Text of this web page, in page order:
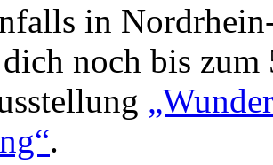
in
noch bis zum
.